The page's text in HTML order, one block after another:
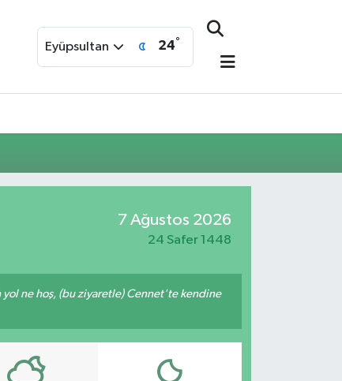
Eyüpsultan 24°
7 Ağustos 2026
24 Safer 1448
ne hoş, (bu ziyaretle) Cennet'te kendine